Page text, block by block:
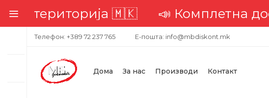
територија 🇲🇰📣 Комплетна
Телефон: +389 72 237 765 Е-пошта: info@mbdiskont.mk
Дома За нас Производи Контакт